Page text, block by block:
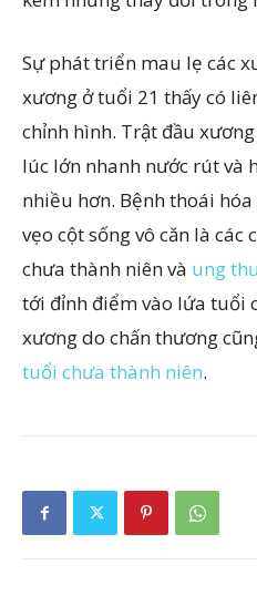
Sự phát triển mau lẹ các
xương ở tuổi 21 thấy có
chỉnh hình. Trật đầu
lúc lớn nhanh nước rút và
nhiều hơn. Bệnh thoái
vẹo cột sống vô căn là các
chưa thành niên và ung
tới đỉnh điểm vào lứa tuổi
xương do chấn thương
tuổi chưa thành niên.